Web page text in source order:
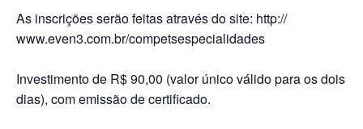
As inscrições serão feitas através do site: http://
www.even3.com.br/competsespecialidades
Investimento de R$ 90,00 (valor único válido para os dois
dias), com emissão de certificado.